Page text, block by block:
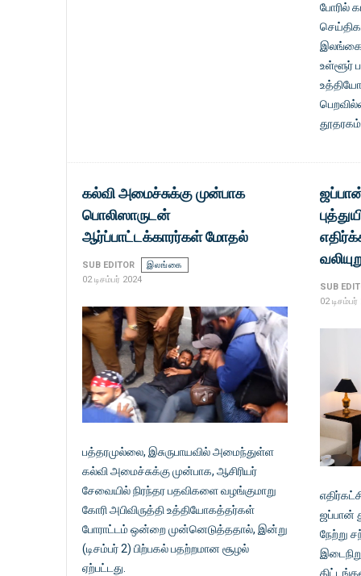
போரில்
உள்ளூர்
தூதரகம்
கல்வி அமைச்சுக்கு முன்பாக
பொலிஸாருடன்
ஆர்ப்பாட்டக்காரர்கள் மோதல்
SUB EDITOR
இலங்கை
02 டிசம்பர் 2024
பத்தரமுல்லை, இசுருபாயவில் அமைந்துள்ள
கல்வி அமைச்சுக்கு முன்பாக, ஆசிரியர்
சேவையில் நிரந்தர பதவிகளை வழங்குமாறு
கோரி அபிவிருத்தி உத்தியோகத்தர்கள்
போராட்டம் ஒன்றை முன்னெடுத்ததால், இன்று
(டிசம்பர் 2) பிற்பகல் பதற்றமான சூழல்
ஏற்பட்டது.
SUB
02 டிசம்பர்
ஜப்பான்
நேற்று